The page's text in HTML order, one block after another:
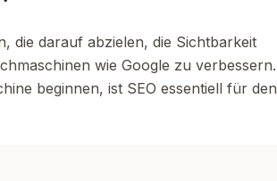
die darauf abzielen, die Sichtbarkeit
wie Google zu verbessern.
beginnen, ist SEO essentiell für den